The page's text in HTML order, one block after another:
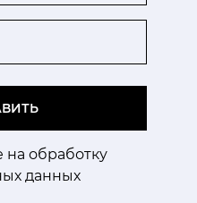
на обработку
данных